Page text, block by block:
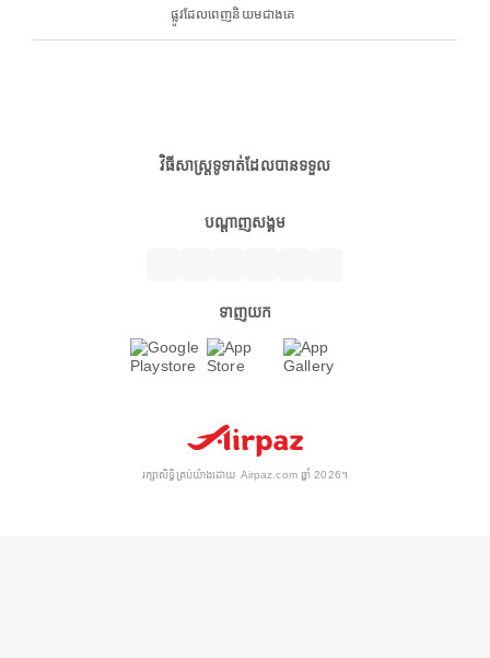
ផ្លូវដែលពេញនិយមជាងគេ
វិធីសាស្ត្រទូទាត់ដែលបានទទួល
បណ្តាញសង្គម
ទាញយក
រក្សាសិទ្ធិគ្រប់យ៉ាងដោយ Airpaz.com ឆ្នាំ 2026។